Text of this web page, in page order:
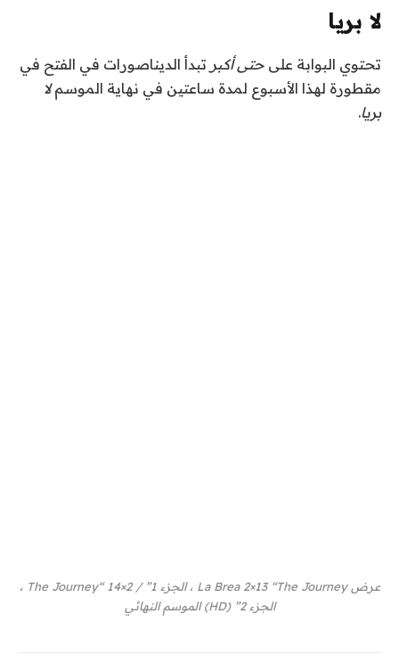
لا بريا
تحتوي البوابة على حتى أكبر تبدأ الديناصورات في الفتح في
مقطورة لهذا الأسبوع لمدة ساعتين في نهاية الموسملا
بريا.
عرض La Brea 2×13 “The Journey ، الجزء 1” / 2×14 “The Journey ،
الجزء 2” (HD) الموسم النهائي